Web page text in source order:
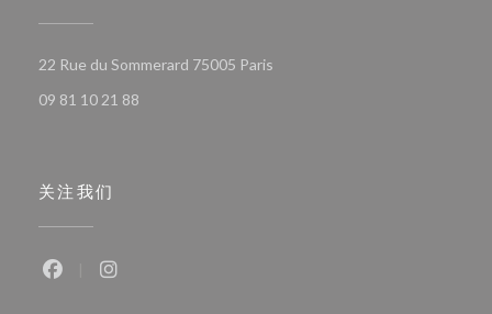
22 Rue du Sommerard 75005 Paris
09 81 10 21 88
关注我们